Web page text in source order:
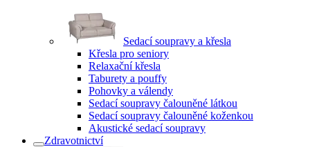
Sedací soupravy a křesla
Křesla pro seniory
Relaxační křesla
Taburety a pouffy
Pohovky a válendy
Sedací soupravy čalouněné látkou
Sedací soupravy čalouněné koženkou
Akustické sedací soupravy
Zdravotnictví